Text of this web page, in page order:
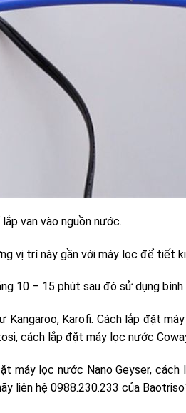
van vào nguồn nước.
vị trí này gần với máy lọc để tiết
10 – 15 phút sau đó sử dụng
Kangaroo, Karofi. Cách lắp đặt
cách lắp đặt máy lọc nước
máy lọc nước Nano Geyser,
liên hệ 0988.230.233 của